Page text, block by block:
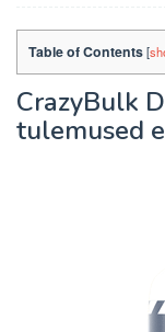
Table of Contents[
CrazyBulk
tulemused